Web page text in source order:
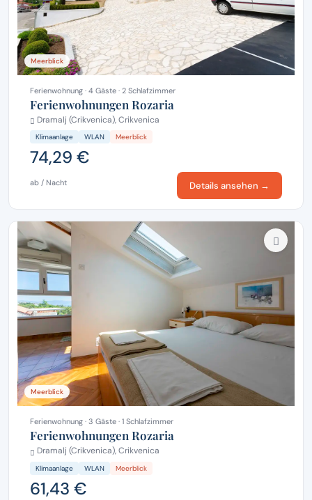
Meerblick
Ferienwohnung · 4 Gäste · 2 Schlafzimmer
Ferienwohnungen Rozaria
Dramalj (Crikvenica), Crikvenica
Klimaanlage WLAN Meerblick
74,29 €
ab / Nacht Details ansehen →
Meerblick
Ferienwohnung · 3 Gäste · 1 Schlafzimmer
Ferienwohnungen Rozaria
Dramalj (Crikvenica), Crikvenica
Klimaanlage WLAN Meerblick
61,43 €